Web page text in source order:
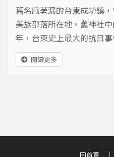
舊名麻荖漏的台東成功鎮
美族部落所在地，舊神社
年，台東史上最大的抗日
豪毅的家鄉。
閱讀更多
回首頁